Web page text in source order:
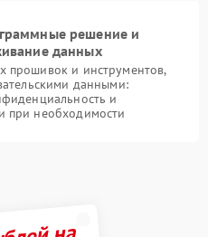
решение и
данных
прошивок и инструментов,
данными:
и
при необходимости